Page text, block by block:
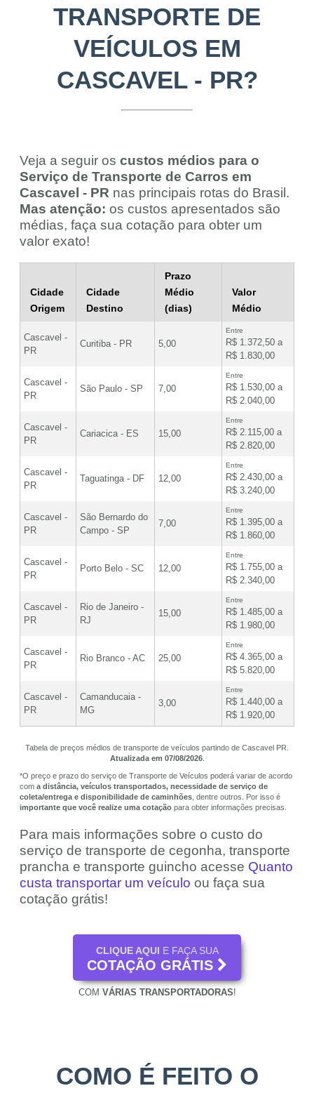
TRANSPORTE DE
VEÍCULOS EM
CASCAVEL - PR?
Veja a seguir os custos médios para o
Serviço de Transporte de Carros em
Cascavel - PR nas principais rotas do Brasil.
Mas atenção: os custos apresentados são
médias, faça sua cotação para obter um
valor exato!
Cidade
Origem
Cidade
Destino
Prazo
Médio
(dias)
Valor
Médio
Cascavel -
PR
Curitiba - PR 5,00
Entre
R$ 1.372,50 a
R$ 1.830,00
Cascavel -
PR
São Paulo - SP 7,00
Entre
R$ 1.530,00 a
R$ 2.040,00
Cascavel -
PR
Cariacica - ES 15,00
Entre
R$ 2.115,00 a
R$ 2.820,00
Cascavel -
PR
Taguatinga - DF 12,00
Entre
R$ 2.430,00 a
R$ 3.240,00
Cascavel -
PR
São Bernardo do
Campo - SP
7,00
Entre
R$ 1.395,00 a
R$ 1.860,00
Cascavel -
PR
Porto Belo - SC 12,00
Entre
R$ 1.755,00 a
R$ 2.340,00
Cascavel -
PR
Rio de Janeiro -
RJ
15,00
Entre
R$ 1.485,00 a
R$ 1.980,00
Cascavel -
PR
Rio Branco - AC 25,00
Entre
R$ 4.365,00 a
R$ 5.820,00
Cascavel -
PR
Camanducaia -
MG
3,00
Entre
R$ 1.440,00 a
R$ 1.920,00
Tabela de preços médios de transporte de veículos partindo de Cascavel PR.
Atualizada em 07/08/2026.
*O preço e prazo do serviço de Transporte de Veículos poderá variar de acordo
com a distância, veículos transportados, necessidade de serviço de
coleta/entrega e disponibilidade de caminhões , dentre outros. Por isso é
importante que você realize uma cotação para obter informações precisas.
Para mais informações sobre o custo do
serviço de transporte de cegonha, transporte
prancha e transporte guincho acesse Quanto
custa transportar um veículo ou faça sua
cotação grátis!
CLIQUE AQUI E FAÇA SUA
COTAÇÃO GRÁTIS
COM VÁRIAS TRANSPORTADORAS!
COMO É FEITO O